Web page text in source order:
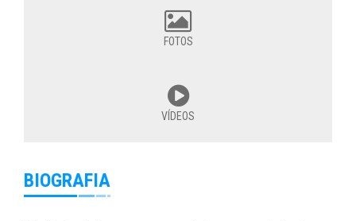
FOTOS
VÍDEOS
BIOGRAFIA